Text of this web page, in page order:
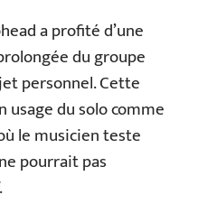
a profité d’une
du groupe
personnel. Cette
du solo comme
le musicien teste
pourrait pas